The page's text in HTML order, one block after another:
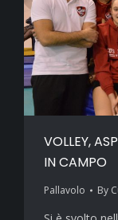
VOLLEY,
IN CAMPO
Pallavolo By